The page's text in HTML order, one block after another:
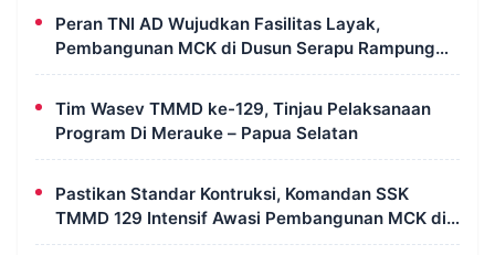
Peran TNI AD Wujudkan Fasilitas Layak,
Pembangunan MCK di Dusun Serapu Rampung
Dikerjakan
Tim Wasev TMMD ke-129, Tinjau Pelaksanaan
Program Di Merauke – Papua Selatan
Pastikan Standar Kontruksi, Komandan SSK
TMMD 129 Intensif Awasi Pembangunan MCK di
Wanam